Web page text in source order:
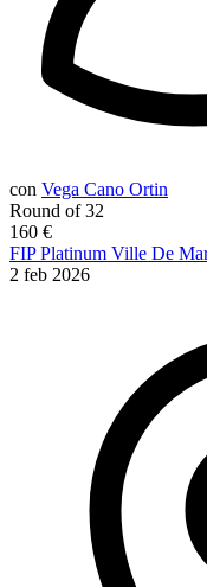
con Vega Cano Ortin
Round of 32
160 €
FIP Platinum Ville De
2 feb 2026